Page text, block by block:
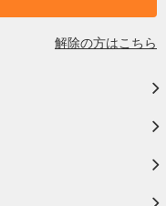
解除の方はこちら